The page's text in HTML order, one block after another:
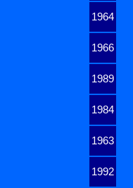
1964
1966
1989
1984
1963
1992